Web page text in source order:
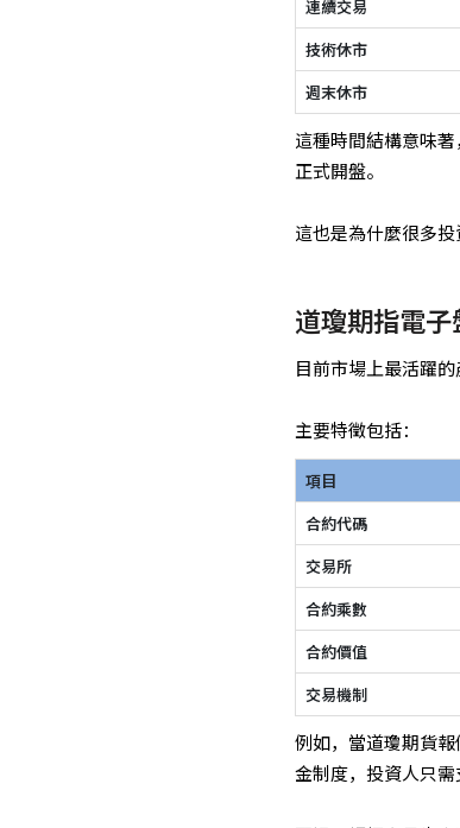
連續交易
技術休市
週末休市
這種時間結構意味
正式開盤。
這也是為什麼很多投
道瓊期指電
目前市場上最活躍的
主要特徵包括：
項目
合約代碼
交易所
合約乘數
合約價值
交易機制
例如，當道瓊期貨
金制度，投資人只需